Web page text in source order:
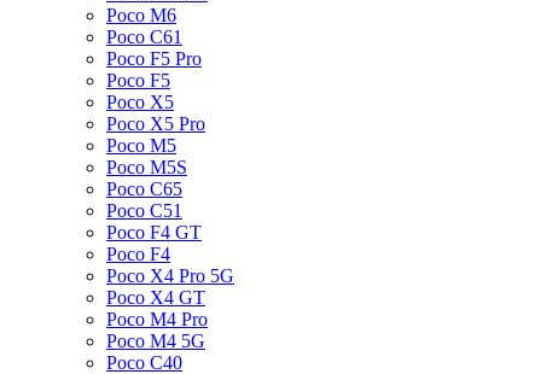
Poco M6
Poco C61
Poco F5 Pro
Poco F5
Poco X5
Poco X5 Pro
Poco M5
Poco M5S
Poco C65
Poco C51
Poco F4 GT
Poco F4
Poco X4 Pro 5G
Poco X4 GT
Poco M4 Pro
Poco M4 5G
Poco C40